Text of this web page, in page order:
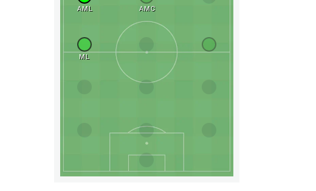
AML AMC
ML